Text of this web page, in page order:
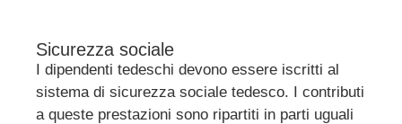
Sicurezza sociale
I dipendenti tedeschi devono essere iscritti al
sistema di sicurezza sociale tedesco. I contributi
a queste prestazioni sono ripartiti in parti uguali